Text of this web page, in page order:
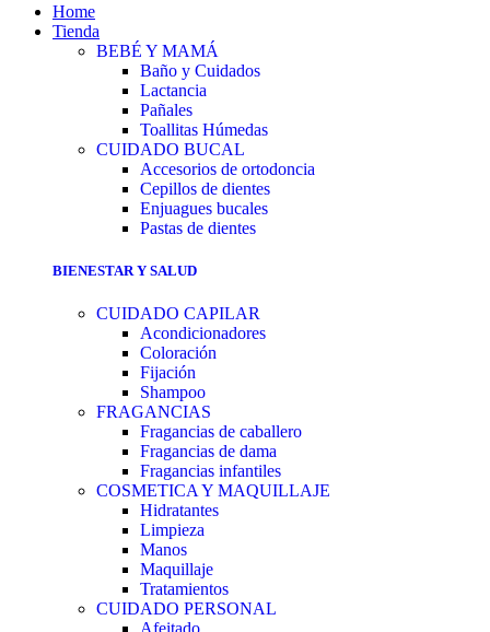
Home
Tienda
BEBÉ Y MAMÁ
Baño y Cuidados
Lactancia
Pañales
Toallitas Húmedas
CUIDADO BUCAL
Accesorios de ortodoncia
Cepillos de dientes
Enjuagues bucales
Pastas de dientes
BIENESTAR Y SALUD
CUIDADO CAPILAR
Acondicionadores
Coloración
Fijación
Shampoo
FRAGANCIAS
Fragancias de caballero
Fragancias de dama
Fragancias infantiles
COSMETICA Y MAQUILLAJE
Hidratantes
Limpieza
Manos
Maquillaje
Tratamientos
CUIDADO PERSONAL
Afeitado